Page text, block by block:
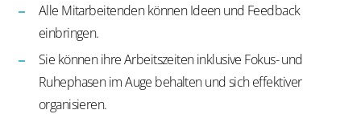
Alle Mitarbeitenden können Ideen und Feedback
einbringen.
Sie können ihre Arbeitszeiten inklusive Fokus- und
Ruhephasen im Auge behalten und sich effektiver
organisieren.